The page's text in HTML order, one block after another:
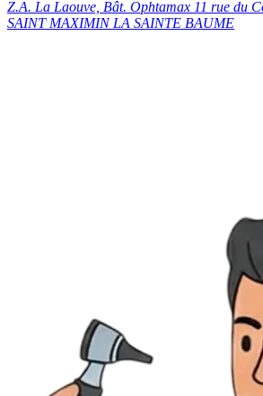
Z.A. La Laouve, Bât. Ophtamax 11 rue du
SAINT MAXIMIN LA SAINTE BAUME